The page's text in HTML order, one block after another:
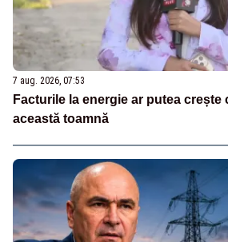
7 aug. 2026, 07:53
Facturile la energie ar putea crește
această toamnă